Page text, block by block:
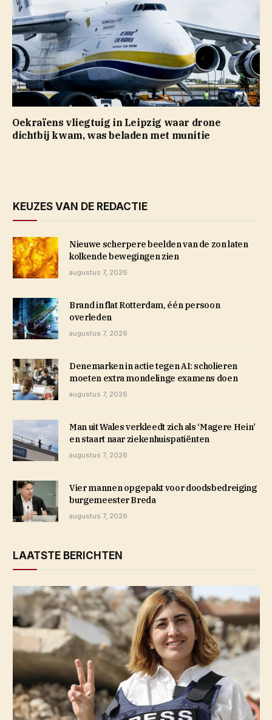
Oekraïens vliegtuig in Leipzig waar drone
dichtbij kwam, was beladen met munitie
KEUZES VAN DE REDACTIE
Nieuwe scherpere beelden van de zon laten
kolkende bewegingen zien
augustus 7, 2026
Brand in flat Rotterdam, één persoon
overleden
augustus 7, 2026
Denemarken in actie tegen AI: scholieren
moeten extra mondelinge examens doen
augustus 7, 2026
Man uit Wales verkleedt zich als ‘Magere Hein’
en staart naar ziekenhuispatiënten
augustus 7, 2026
Vier mannen opgepakt voor doodsbedreiging
burgemeester Breda
augustus 7, 2026
LAATSTE BERICHTEN